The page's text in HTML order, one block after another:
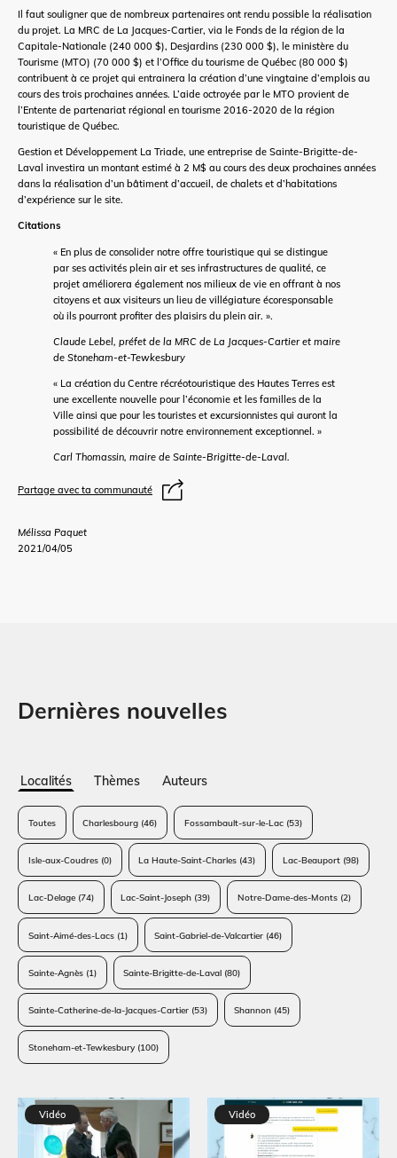
Mélissa Paquet
2021/04/05
Il faut souligner que de nombreux partenaires ont rendu possible la réalisation
du projet. La MRC de La Jacques-Cartier, via le Fonds de la région de la
Capitale-Nationale (240 000 $), Desjardins (230 000 $), le ministère du
Tourisme (MTO) (70 000 $) et l’Office du tourisme de Québec (80 000 $)
contribuent à ce projet qui entrainera la création d’une vingtaine d’emplois au
cours des trois prochaines années. L’aide octroyée par le MTO provient de
l’Entente de partenariat régional en tourisme 2016-2020 de la région
touristique de Québec.
Gestion et Développement La Triade, une entreprise de Sainte-Brigitte-de-
Laval investira un montant estimé à 2 M$ au cours des deux prochaines années
dans la réalisation d’un bâtiment d’accueil, de chalets et d’habitations
d’expérience sur le site.
Citations
« En plus de consolider notre offre touristique qui se distingue
par ses activités plein air et ses infrastructures de qualité, ce
projet améliorera également nos milieux de vie en offrant à nos
citoyens et aux visiteurs un lieu de villégiature écoresponsable
où ils pourront profiter des plaisirs du plein air. ».
Claude Lebel, préfet de la MRC de La Jacques-Cartier et maire
de Stoneham-et-Tewkesbury
« La création du Centre récréotouristique des Hautes Terres est
une excellente nouvelle pour l’économie et les familles de la
Ville ainsi que pour les touristes et excursionnistes qui auront la
possibilité de découvrir notre environnement exceptionnel. »
Carl Thomassin, maire de Sainte-Brigitte-de-Laval.
Partage avec ta communauté
Dernières nouvelles
Localités Thèmes Auteurs
Toutes Charlesbourg (46) Fossambault-sur-le-Lac(53)
Isle-aux-Coudres(0) La Haute-Saint-Charles (43) Lac-Beauport(98)
Lac-Delage(74) Lac-Saint-Joseph (39) Notre-Dame-des-Monts(2)
Saint-Aimé-des-Lacs(1) Saint-Gabriel-de-Valcartier (46)
Sainte-Agnès(1) Sainte-Brigitte-de-Laval (80)
Sainte-Catherine-de-la-Jacques-Cartier(53) Shannon (45)
Stoneham-et-Tewkesbury(100)
Vidéo Vidéo